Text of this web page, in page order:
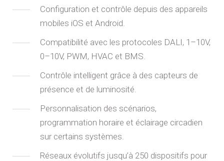
Configuration et contrôle depuis des appareils
mobiles iOS et Android.
Compatibilité avec les protocoles DALI, 1–10V,
0–10V, PWM, HVAC et BMS.
Contrôle intelligent grâce à des capteurs de
présence et de luminosité.
Personnalisation des scénarios,
programmation horaire et éclairage circadien
sur certains systèmes.
Réseaux évolutifs jusqu’à 250 dispositifs pour